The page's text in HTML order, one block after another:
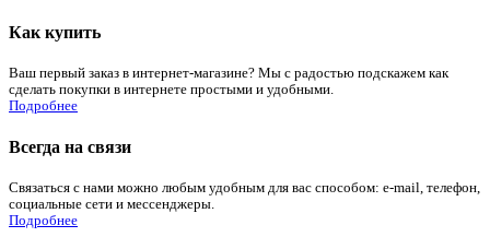
Как купить
Ваш первый заказ в интернет-магазине? Мы с радостью подскажем как
сделать покупки в интернете простыми и удобными.
Подробнее
Всегда на связи
Связаться с нами можно любым удобным для вас способом: e-mail, телефон,
социальные сети и мессенджеры.
Подробнее